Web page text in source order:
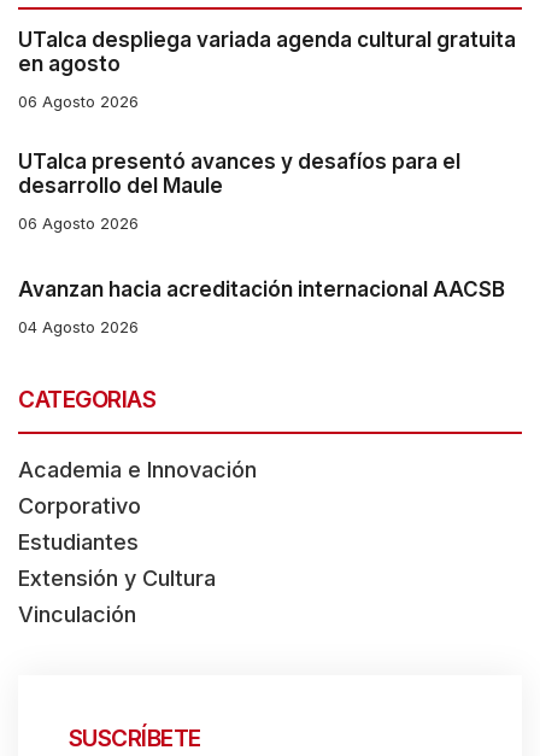
UTalca despliega variada agenda cultural gratuita
en agosto
06 Agosto 2026
UTalca presentó avances y desafíos para el
desarrollo del Maule
06 Agosto 2026
Avanzan hacia acreditación internacional AACSB
04 Agosto 2026
CATEGORIAS
Academia e Innovación
Corporativo
Estudiantes
Extensión y Cultura
Vinculación
SUSCRÍBETE